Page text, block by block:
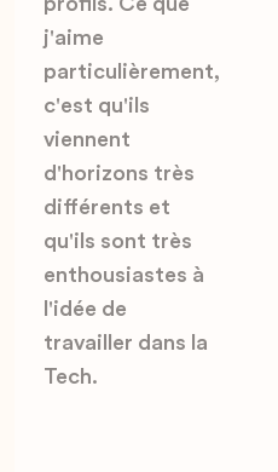
j'aime
particulièrement,
c'est qu'ils
viennent
d'horizons très
différents et
qu'ils sont très
enthousiastes à
l'idée de
travailler dans la
Tech.